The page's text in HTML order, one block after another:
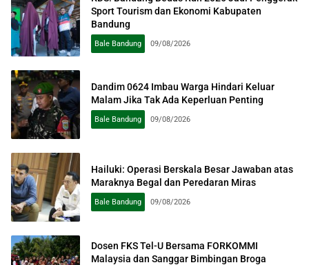
Sport Tourism dan Ekonomi Kabupaten
Bandung
Bale Bandung 09/08/2026
Dandim 0624 Imbau Warga Hindari Keluar
Malam Jika Tak Ada Keperluan Penting
Bale Bandung 09/08/2026
Hailuki: Operasi Berskala Besar Jawaban atas
Maraknya Begal dan Peredaran Miras
Bale Bandung 09/08/2026
Dosen FKS Tel-U Bersama FORKOMMI
Malaysia dan Sanggar Bimbingan Broga